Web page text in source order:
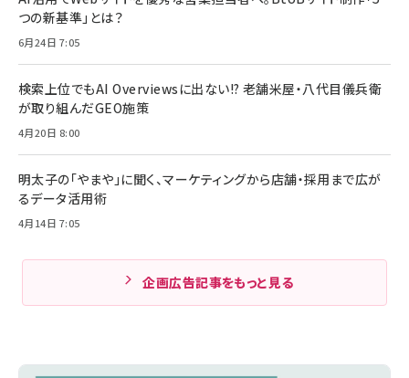
つの新基準」とは？
6月24日 7:05
検索上位でもAI Overviewsに出ない!? 老舗米屋・八代目儀兵衛
が取り組んだGEO施策
4月20日 8:00
明太子の「やまや」に聞く、マーケティングから店舗・採用まで広が
るデータ活用術
4月14日 7:05
企画広告記事をもっと見る